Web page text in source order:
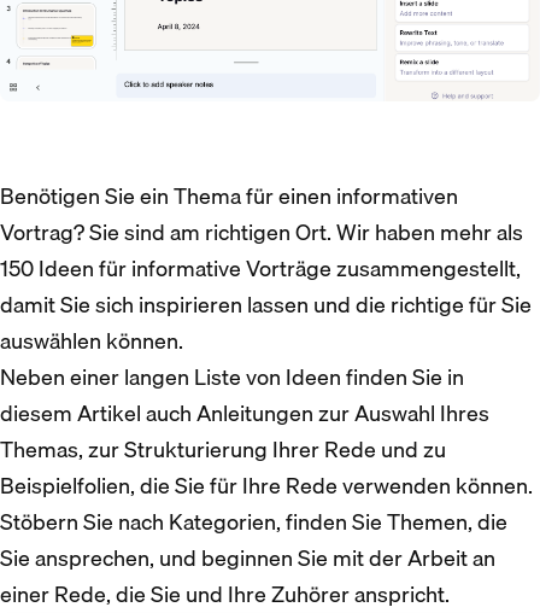
Benötigen Sie ein Thema für einen informativen
Vortrag? Sie sind am richtigen Ort. Wir haben mehr als
150 Ideen für informative Vorträge zusammengestellt,
damit Sie sich inspirieren lassen und die richtige für Sie
auswählen können.
Neben einer langen Liste von Ideen finden Sie in
diesem Artikel auch Anleitungen zur Auswahl Ihres
Themas, zur Strukturierung Ihrer Rede und zu
Beispielfolien, die Sie für Ihre Rede verwenden können.
Stöbern Sie nach Kategorien, finden Sie Themen, die
Sie ansprechen, und beginnen Sie mit der Arbeit an
einer Rede, die Sie und Ihre Zuhörer anspricht.